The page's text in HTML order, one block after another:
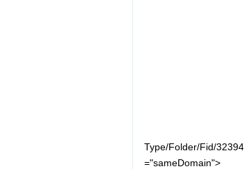
Type/Folder/Fid/
="sameDomain">